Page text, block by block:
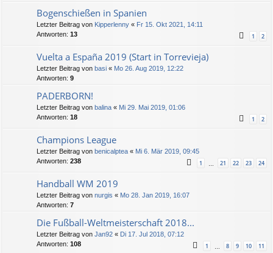
Bogenschießen in Spanien
Letzter Beitrag von Kipperlenny « Fr 15. Okt 2021, 14:11
Antworten: 13 1 2
Vuelta a España 2019 (Start in Torrevieja)
Letzter Beitrag von basi « Mo 26. Aug 2019, 12:22
Antworten: 9
PADERBORN!
Letzter Beitrag von balina « Mi 29. Mai 2019, 01:06
Antworten: 18 1 2
Champions League
Letzter Beitrag von benicalptea « Mi 6. Mär 2019, 09:45
Antworten: 238 1 … 21 22 23 24
Handball WM 2019
Letzter Beitrag von nurgis « Mo 28. Jan 2019, 16:07
Antworten: 7
Die Fußball-Weltmeisterschaft 2018...
Letzter Beitrag von Jan92 « Di 17. Jul 2018, 07:12
Antworten: 108 1 … 8 9 10 11